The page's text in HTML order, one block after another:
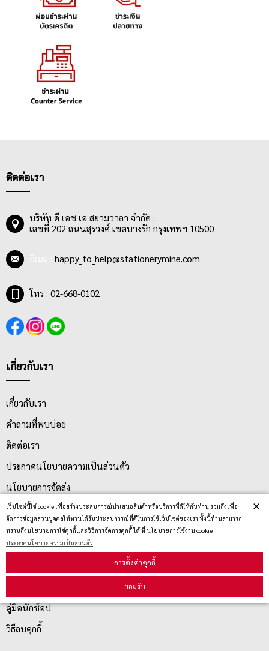
เว็ปไซต์นี้ใช้ cookie เพื่อสร้างประสบการณ์นำเสนอสินค้าหรือบริการที่ดีให้กับท่าน รวมถึงเพื่อ
จัดการข้อมูลส่วนบุคคลให้ท่านได้รับประสบการณ์ที่ดีในการใช้เว็ปไซต์ของเรา ทั้งนี้ท่านสามารถ
ทราบถึงนโยบายการใช้คุกกี้และวิธีการจัดการคุกกี้ ได้ ที่ นโยบายการใช้งาน cookie
ประกาศนโยบายความเป็นส่วนตัว
การตั้งค่าคุกกี้
ยอมรับ
×
ติดต่อเรา
บริษัท ดี เอช เอ สยามวาลา จำกัด :
เลขที่ 202 ถนนสุรวงศ์ เขตบางรัก กรุงเทพฯ 10500
happy_to_help@stationerymine.com
โทร : 02-668-0102
เกี่ยวกับเรา
เกี่ยวกับเรา
คำถามที่พบบ่อย
ติดต่อเรา
ประกาศนโยบายความเป็นส่วนตัว
นโยบายการจัดส่ง
นโยบายการเปลี่ยน/คืน สินค้า
บริการลูกค้า
คู่มือนักช้อป
วิธีลบคุกกี้